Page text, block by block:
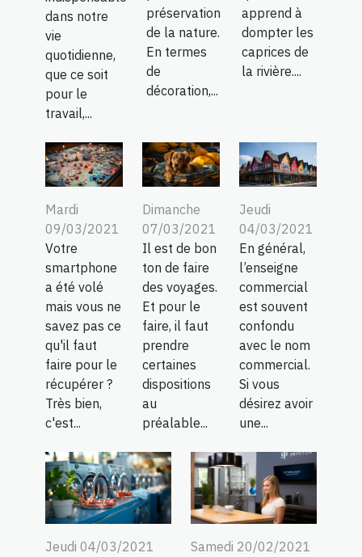
dans notre
vie
quotidienne,
que ce soit
pour le
travail,...
préservation
de la nature.
En termes
de
décoration,...
apprend à
dompter les
caprices de
la rivière....
Mardi
09/03/2021
Votre
smartphone
a été volé
mais vous ne
savez pas ce
qu'il faut
faire pour le
récupérer ?
Très bien,
c'est...
Dimanche
07/03/2021
Il est de bon
ton de faire
des voyages.
Et pour le
faire, il faut
prendre
certaines
dispositions
au
préalable...
Jeudi
04/03/2021
En général,
l’enseigne
commercial
est souvent
confondu
avec le nom
commercial.
Si vous
désirez avoir
une...
Jeudi 04/03/2021
Samedi 20/02/2021